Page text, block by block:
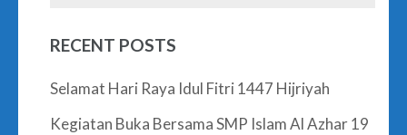
RECENT POSTS
Selamat Hari Raya Idul Fitri 1447 Hijriyah
Kegiatan Buka Bersama SMP Islam Al Azhar 19